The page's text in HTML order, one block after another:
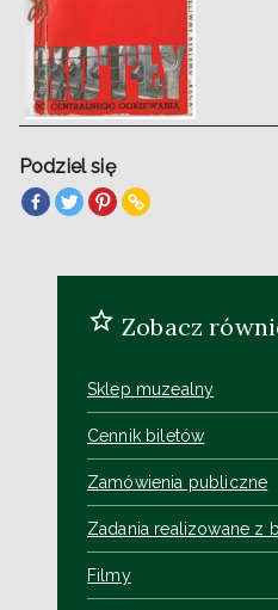
Podziel się
Zobacz
Sklep muzealny
Cennik biletów
Zamówienia publiczne
Zadania realizowane z
Filmy